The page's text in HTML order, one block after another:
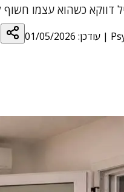
דווקא כשהוא עצמו חשוף
| עודכן: 01/05/2026